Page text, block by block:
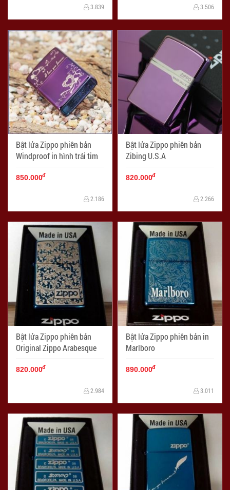
3.839 3.506
Bật lửa Zippo phiên bản
Windproof in hình trái tim
850.000đ
2.186
Bật lửa Zippo phiên bản
Zibing U.S.A
820.000đ
2.266
Bật lửa Zippo phiên bản
Original Zippo Arabesque
820.000đ
2.984
Bật lửa Zippo phiên bản in
Marlboro
890.000đ
3.011